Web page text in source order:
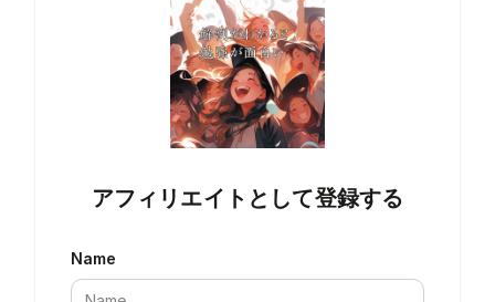
アフィリエイトとして登録する
Name